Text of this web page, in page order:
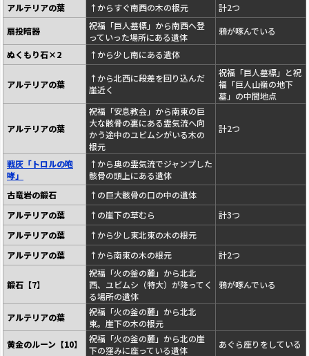
アルテリアの葉
↑からすぐ南西の木の根元
計2つ
扇投暗器
祝福「巨人墓標」から南西へ登
っていった場所にある遺体
鴉が啄んでいる
ぬくもり石×2
↑から少し南にある遺体
アルテリアの葉
↑から北西に段差を回り込んだ
崖近く
祝福「巨人墓標」と祝
福「巨人山嶺の地下
墓」の中間地点
アルテリアの葉
祝福「安息教会」から南東の巨
大な骸骨の裏にある霊気流へ向
かう途中のユビムシがいる木の
根元
計2つ
戦灰「トロルの咆
哮」
↑から奥の霊気流でジャンプした
骸骨の頭上にある遺体
古竜岩の鍛石
↑の巨大骸骨の口の中の遺体
アルテリアの葉
↑の崖下の草むら
計3つ
アルテリアの葉
↑から少し東北東の木の根元
アルテリアの葉
↑から南東の木の根元 計2つ
鍛石【7】
祝福「火の釜の麓」から北北
西、ユビムシ（特大）が降ってく
る場所の遺体
鴉が啄んでいる
アルテリアの葉
祝福「火の釜の麓」から北北
東。崖下の木の根元
黄金のルーン【10】
祝福「火の釜の麓」から北の崖
下の窪みに座っている遺体
あぐら座りをしている